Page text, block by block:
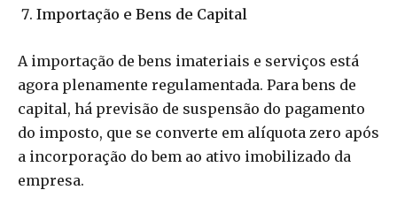
Importação e Bens de Capital
A importação de bens imateriais e serviços está
agora plenamente regulamentada. Para bens de
capital, há previsão de suspensão do pagamento
do imposto, que se converte em alíquota zero após
a incorporação do bem ao ativo imobilizado da
empresa.